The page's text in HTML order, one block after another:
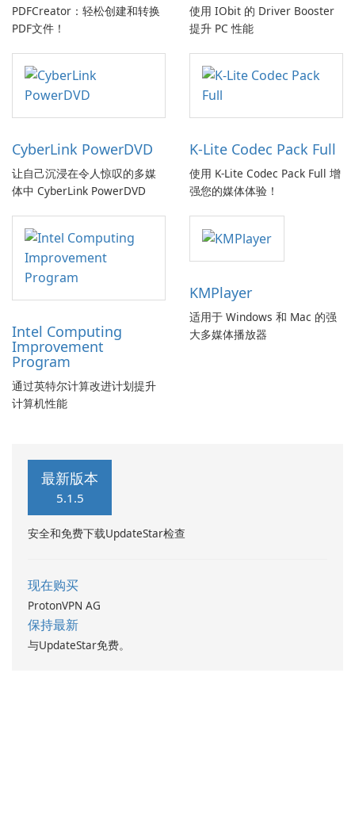
PDFCreator：轻松创建和转换
PDF文件！
使用 IObit 的 Driver Booster
提升 PC 性能
CyberLink PowerDVD
让自己沉浸在令人惊叹的多媒
体中 CyberLink PowerDVD
K-Lite Codec Pack Full
使用 K-Lite Codec Pack Full 增
强您的媒体体验！
Intel Computing
Improvement
Program
通过英特尔计算改进计划提升
计算机性能
KMPlayer
适用于 Windows 和 Mac 的强
大多媒体播放器
最新版本
5.1.5
安全和免费下载UpdateStar检查
现在购买
ProtonVPN AG
保持最新
与UpdateStar免费。